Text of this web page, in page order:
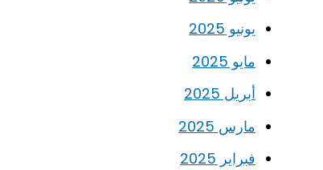
يونيو 2025
مايو 2025
أبريل 2025
مارس 2025
فبراير 2025